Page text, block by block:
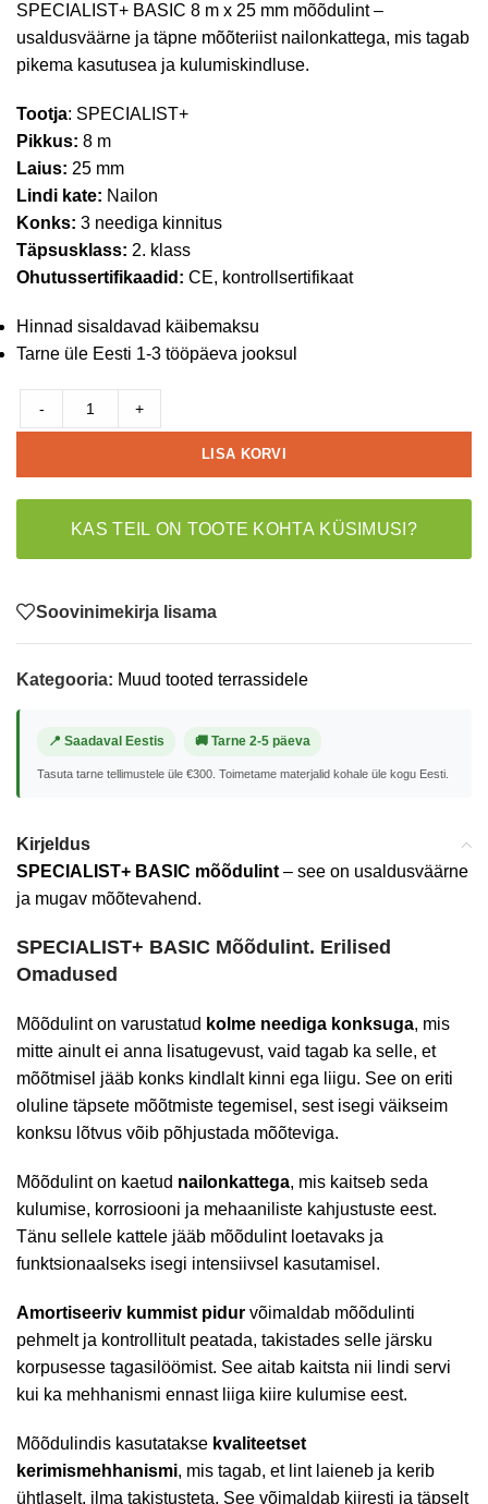
SPECIALIST+ BASIC 8 m x 25 mm mõõdulint –
usaldusväärne ja täpne mõõteriist nailonkattega, mis tagab
pikema kasutusea ja kulumiskindluse.
Tootja: SPECIALIST+
Pikkus: 8 m
Laius: 25 mm
Lindi kate: Nailon
Konks: 3 neediga kinnitus
Täpsusklass: 2. klass
Ohutussertifikaadid: CE, kontrollsertifikaat
Hinnad sisaldavad käibemaksu
Tarne üle Eesti 1-3 tööpäeva jooksul
- +
LISA KORVI
KAS TEIL ON TOOTE KOHTA KÜSIMUSI?
Soovinimekirja lisama
Kategooria: Muud tooted terrassidele
📍 Saadaval Eestis 🚚 Tarne 2-5 päeva
Tasuta tarne tellimustele üle €300. Toimetame materjalid kohale üle kogu Eesti.
Kirjeldus
SPECIALIST+ BASIC mõõdulint – see on usaldusväärne
ja mugav mõõtevahend.
SPECIALIST+ BASIC Mõõdulint. Erilised
Omadused
Mõõdulint on varustatud kolme neediga konksuga, mis
mitte ainult ei anna lisatugevust, vaid tagab ka selle, et
mõõtmisel jääb konks kindlalt kinni ega liigu. See on eriti
oluline täpsete mõõtmiste tegemisel, sest isegi väikseim
konksu lõtvus võib põhjustada mõõteviga.
Mõõdulint on kaetud nailonkattega, mis kaitseb seda
kulumise, korrosiooni ja mehaaniliste kahjustuste eest.
Tänu sellele kattele jääb mõõdulint loetavaks ja
funktsionaalseks isegi intensiivsel kasutamisel.
Amortiseeriv kummist pidur võimaldab mõõdulinti
pehmelt ja kontrollitult peatada, takistades selle järsku
korpusesse tagasilöömist. See aitab kaitsta nii lindi servi
kui ka mehhanismi ennast liiga kiire kulumise eest.
Mõõdulindis kasutatakse kvaliteetset
kerimismehhanismi, mis tagab, et lint laieneb ja kerib
ühtlaselt, ilma takistusteta. See võimaldab kiiresti ja täpselt